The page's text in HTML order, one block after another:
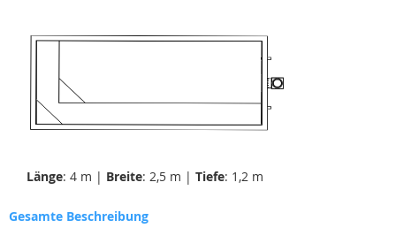
Länge: 4 m | Breite: 2,5 m | Tiefe: 1,2 m
Gesamte Beschreibung